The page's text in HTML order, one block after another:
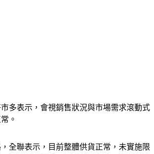
。
尚有預備庫存，暫時沒有限購，並維持價